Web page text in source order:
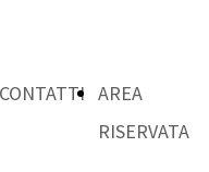
CONTATTI AREA
RISERVATA